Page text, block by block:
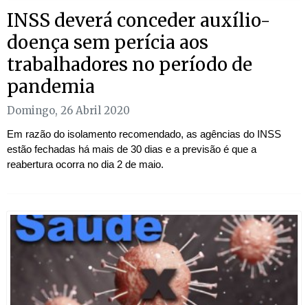
INSS deverá conceder auxílio-
doença sem perícia aos
trabalhadores no período de
pandemia
Domingo, 26 Abril 2020
Em razão do isolamento recomendado, as agências do INSS
estão fechadas há mais de 30 dias e a previsão é que a
reabertura ocorra no dia 2 de maio.